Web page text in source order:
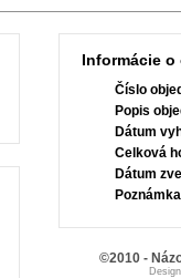
Informácie
Číslo
Popis
Dátum
Celková
Dátum
©2010 -